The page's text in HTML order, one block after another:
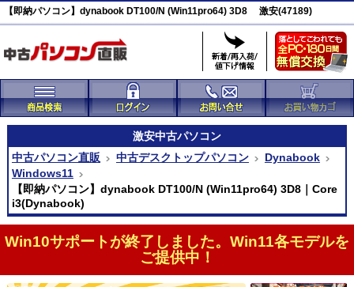
【即納パソコン】dynabook DT100/N (Win11pro64) 3D8 激安(47189)
激安中古パソコン
中古パソコン直販
中古デスクトップパソコン
Dynabook
Windows11
【即納パソコン】dynabook DT100/N (Win11pro64) 3D8｜Core
i3(Dynabook)
Win10サポートが終了しました。Win11各モデルを
ご提供中！